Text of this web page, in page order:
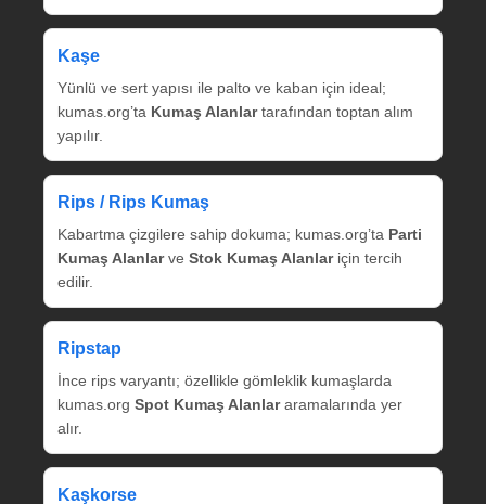
Kaşe
Yünlü ve sert yapısı ile palto ve kaban için ideal;
kumas.org’ta Kumaş Alanlartarafından toptan alım
yapılır.
Rips / Rips Kumaş
Kabartma çizgilere sahip dokuma; kumas.org’ta Parti
Kumaş Alanlarve Stok Kumaş Alanlariçin tercih
edilir.
Ripstap
İnce rips varyantı; özellikle gömleklik kumaşlarda
kumas.org Spot Kumaş Alanlararamalarında yer
alır.
Kaşkorse